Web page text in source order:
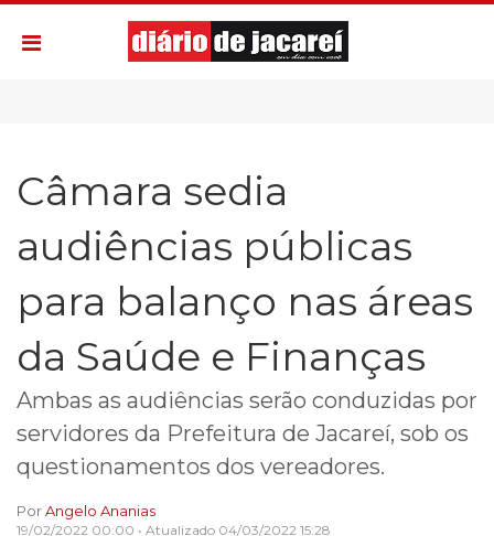
Câmara sedia
audiências públicas
para balanço nas áreas
da Saúde e Finanças
Ambas as audiências serão conduzidas por
servidores da Prefeitura de Jacareí, sob os
questionamentos dos vereadores.
PorAngelo Ananias
19/02/2022 00:00 • Atualizado 04/03/2022 15:28